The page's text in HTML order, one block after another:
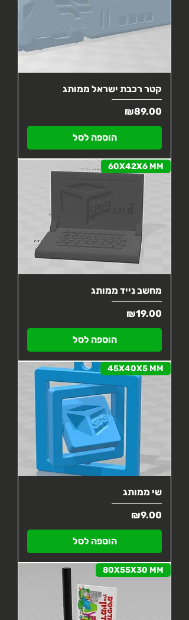
קטר רכבת ישראל ממותג
מחיר
₪89.00
הוספה לסל
60X42X6 MM
מחשב נייד ממותג
מחיר
₪19.00
הוספה לסל
45X40X5 MM
שי ממותג
מחיר
₪9.00
הוספה לסל
80X55X30 MM